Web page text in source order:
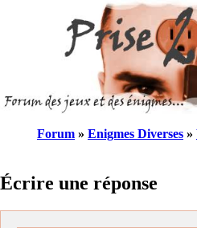
Forum » Enigmes Diverses »
Écrire une réponse